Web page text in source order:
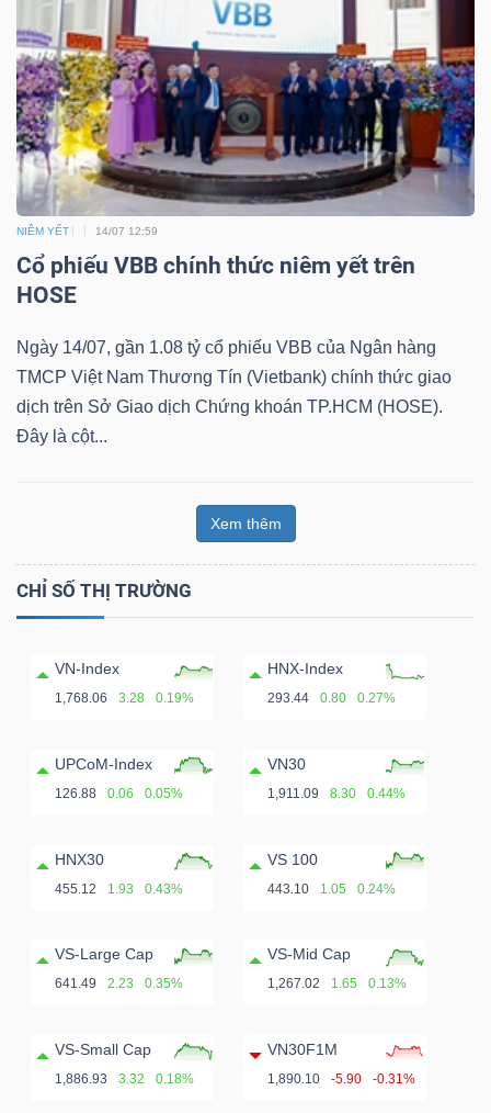
NIÊM YẾT 14/07 12:59
Cổ phiếu VBB chính thức niêm yết trên
HOSE
Ngày 14/07, gần 1.08 tỷ cổ phiếu VBB của Ngân hàng
TMCP Việt Nam Thương Tín (Vietbank) chính thức giao
dịch trên Sở Giao dịch Chứng khoán TP.HCM (HOSE).
Đây là cột...
Xem thêm
CHỈ SỐ THỊ TRƯỜNG
VN-Index
1,768.06 3.28 0.19%
HNX-Index
293.44 0.80 0.27%
UPCoM-Index
126.88 0.06 0.05%
VN30
1,911.09 8.30 0.44%
HNX30
455.12 1.93 0.43%
VS 100
443.10 1.05 0.24%
VS-Large Cap
641.49 2.23 0.35%
VS-Mid Cap
1,267.02 1.65 0.13%
VS-Small Cap
1,886.93 3.32 0.18%
VN30F1M
1,890.10 -5.90 -0.31%